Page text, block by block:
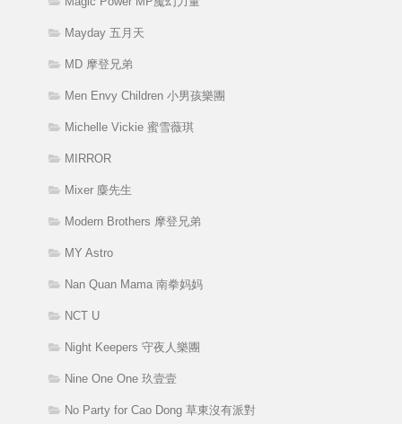
Mayday 五月天
MD 摩登兄弟
Men Envy Children 小男孩樂團
Michelle Vickie 蜜雪薇琪
MIRROR
Mixer 麋先生
Modern Brothers 摩登兄弟
MY Astro
Nan Quan Mama 南拳妈妈
NCT U
Night Keepers 守夜人樂團
Nine One One 玖壹壹
No Party for Cao Dong 草東沒有派對